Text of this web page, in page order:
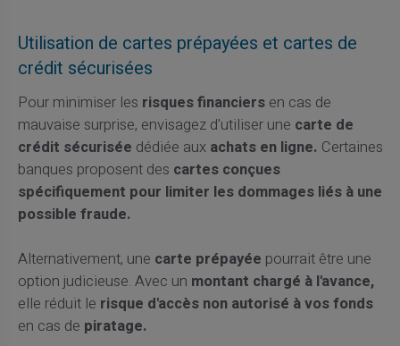
Utilisation de cartes prépayées et cartes de
crédit sécurisées
Pour minimiser les risques financiersen cas de
mauvaise surprise, envisagez d'utiliser une carte de
crédit sécurisée dédiée aux achats en ligne. Certaines
banques proposent des cartes conçues
spécifiquement pour limiter les dommages liés à une
possible fraude.
Alternativement, une carte prépayée pourrait être une
option judicieuse. Avec un montant chargé à l'avance,
elle réduit le risque d'accès non autorisé à vos fonds
en cas de piratage.